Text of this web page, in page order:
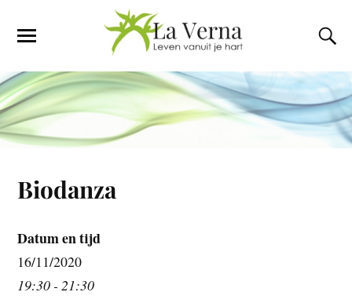
Biodanza
Datum en tijd
16/11/2020
19:30 - 21:30